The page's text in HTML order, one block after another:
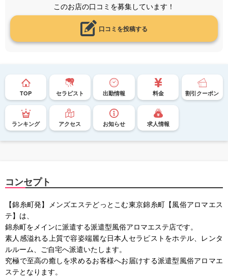
このお店の口コミを募集しています！
口コミを投稿する
TOP セラピスト 出勤情報 料金 割引クーポン
ランキング アクセス お知らせ 求人情報
コンセプト
【錦糸町発】メンズエステどっとこむ東京錦糸町【風俗アロマエス
テ】は、
錦糸町をメインに派遣する派遣型風俗アロマエステ店です。
素人感溢れる上質で容姿端麗な日本人セラピストをホテル、レンタ
ルルーム、ご自宅へ派遣いたします。
究極で至高の癒しを求めるお客様へお届けする派遣型風俗アロマエ
ステとなります。